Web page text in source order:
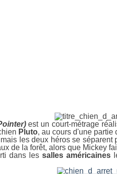
est un court-métrage
Pluto, au cours d'une partie
les deux héros se
de la forêt, alors que Mickey
dans les salles américaines